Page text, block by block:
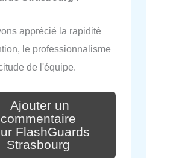
apprécié la rapidité
le professionnalisme
de l'équipe.
Ajouter un
commentaire
FlashGuards
Strasbourg